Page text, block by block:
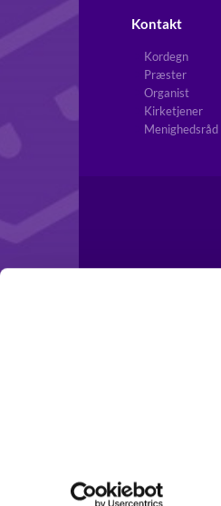
Kontakt
Kordegn
Præster
Organist
Kirketjener
Menighedsråd